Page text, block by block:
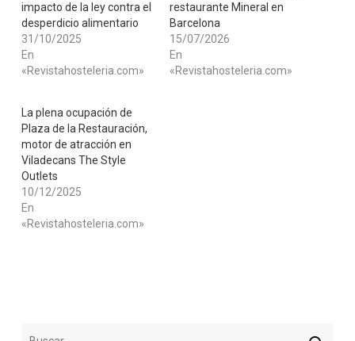
impacto de la ley contra el
desperdicio alimentario
31/10/2025
En
«Revistahosteleria.com»
restaurante Mineral en
Barcelona
15/07/2026
En
«Revistahosteleria.com»
La plena ocupación de
Plaza de la Restauración,
motor de atracción en
Viladecans The Style
Outlets
10/12/2025
En
«Revistahosteleria.com»